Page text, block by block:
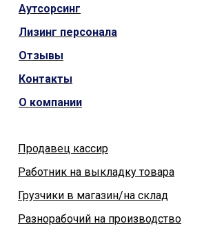
Разнорабочий на производство
Грузчики в магазин/на склад
Работник на выкладку товара
Продавец кассир
О компании
Контакты
Отзывы
Лизинг персонала
Аутсорсинг